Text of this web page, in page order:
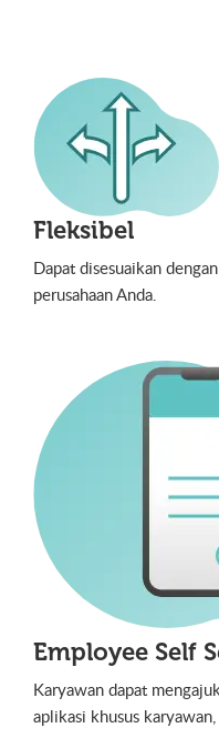
Fleksibel
Dapat disesuaikan
perusahaan Anda.
Employee Self
Karyawan dapat
aplikasi khusus karyawan,